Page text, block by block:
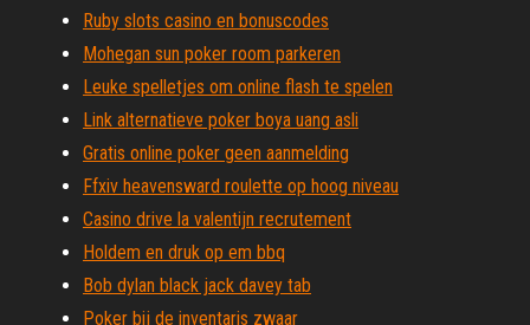
Ruby slots casino en bonuscodes
Mohegan sun poker room parkeren
Leuke spelletjes om online flash te spelen
Link alternatieve poker boya uang asli
Gratis online poker geen aanmelding
Ffxiv heavensward roulette op hoog niveau
Casino drive la valentijn recrutement
Holdem en druk op em bbq
Bob dylan black jack davey tab
Poker bij de inventaris zwaar